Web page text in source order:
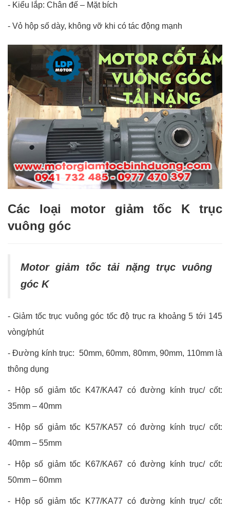
- Kiểu lắp: Chân đế – Mặt bích
- Vỏ hộp số dày, không vỡ khi có tác động mạnh
Các loại motor giảm tốc K trục
vuông góc
Motor giảm tốc tải nặng trục vuông
góc K
- Giảm tốc trục vuông góc tốc độ trục ra khoảng 5 tới 145
vòng/phút
-Đường kính trục: 50mm, 60mm, 80mm, 90mm, 110mm là
thông dụng
-
Hộp số giảm tốc K47/KA47 có đường kính trục/ cốt:
35mm – 40mm
-
Hộp số giảm tốc K57/KA57 có đường kính trục/ cốt:
40mm – 55mm
-
Hộp số giảm tốc K67/KA67 có đường kính trục/ cốt:
50mm – 60mm
- Hộp số giảm tốc K77/KA77 có đường kính trục/ cốt: